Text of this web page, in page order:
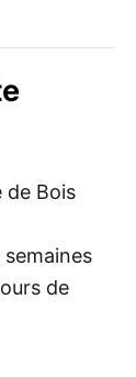
de Bois
de